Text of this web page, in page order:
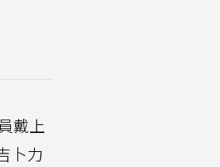
戴上
卜力